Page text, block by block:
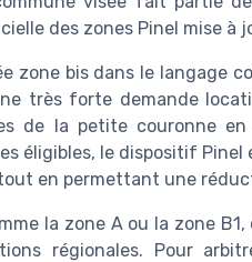
des zones Pinel mise à
zone bis dans le langage
très forte demande
de la petite couronne
éligibles, le dispositif
en permettant une
la zone A ou la zone
régionales. Pour